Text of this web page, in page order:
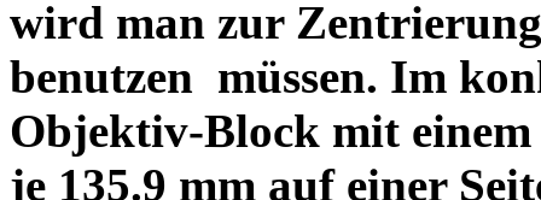
wird man zur
benutzen müssen. Im
Objektiv-Block mit einem
je 135.9 mm auf einer